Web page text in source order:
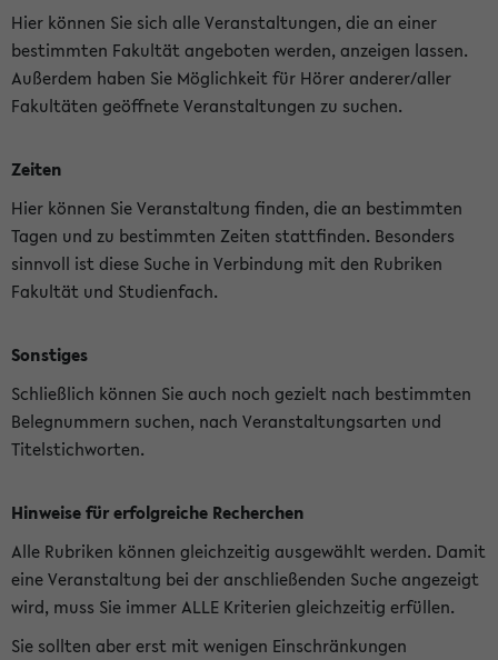
Hier können Sie sich alle Veranstaltungen, die an einer
bestimmten Fakultät angeboten werden, anzeigen lassen.
Außerdem haben Sie Möglichkeit für Hörer anderer/aller
Fakultäten geöffnete Veranstaltungen zu suchen.
Zeiten
Hier können Sie Veranstaltung finden, die an bestimmten
Tagen und zu bestimmten Zeiten stattfinden. Besonders
sinnvoll ist diese Suche in Verbindung mit den Rubriken
Fakultät und Studienfach.
Sonstiges
Schließlich können Sie auch noch gezielt nach bestimmten
Belegnummern suchen, nach Veranstaltungsarten und
Titelstichworten.
Hinweise für erfolgreiche Recherchen
Alle Rubriken können gleichzeitig ausgewählt werden. Damit
eine Veranstaltung bei der anschließenden Suche angezeigt
wird, muss Sie immer ALLE Kriterien gleichzeitig erfüllen.
Sie sollten aber erst mit wenigen Einschränkungen